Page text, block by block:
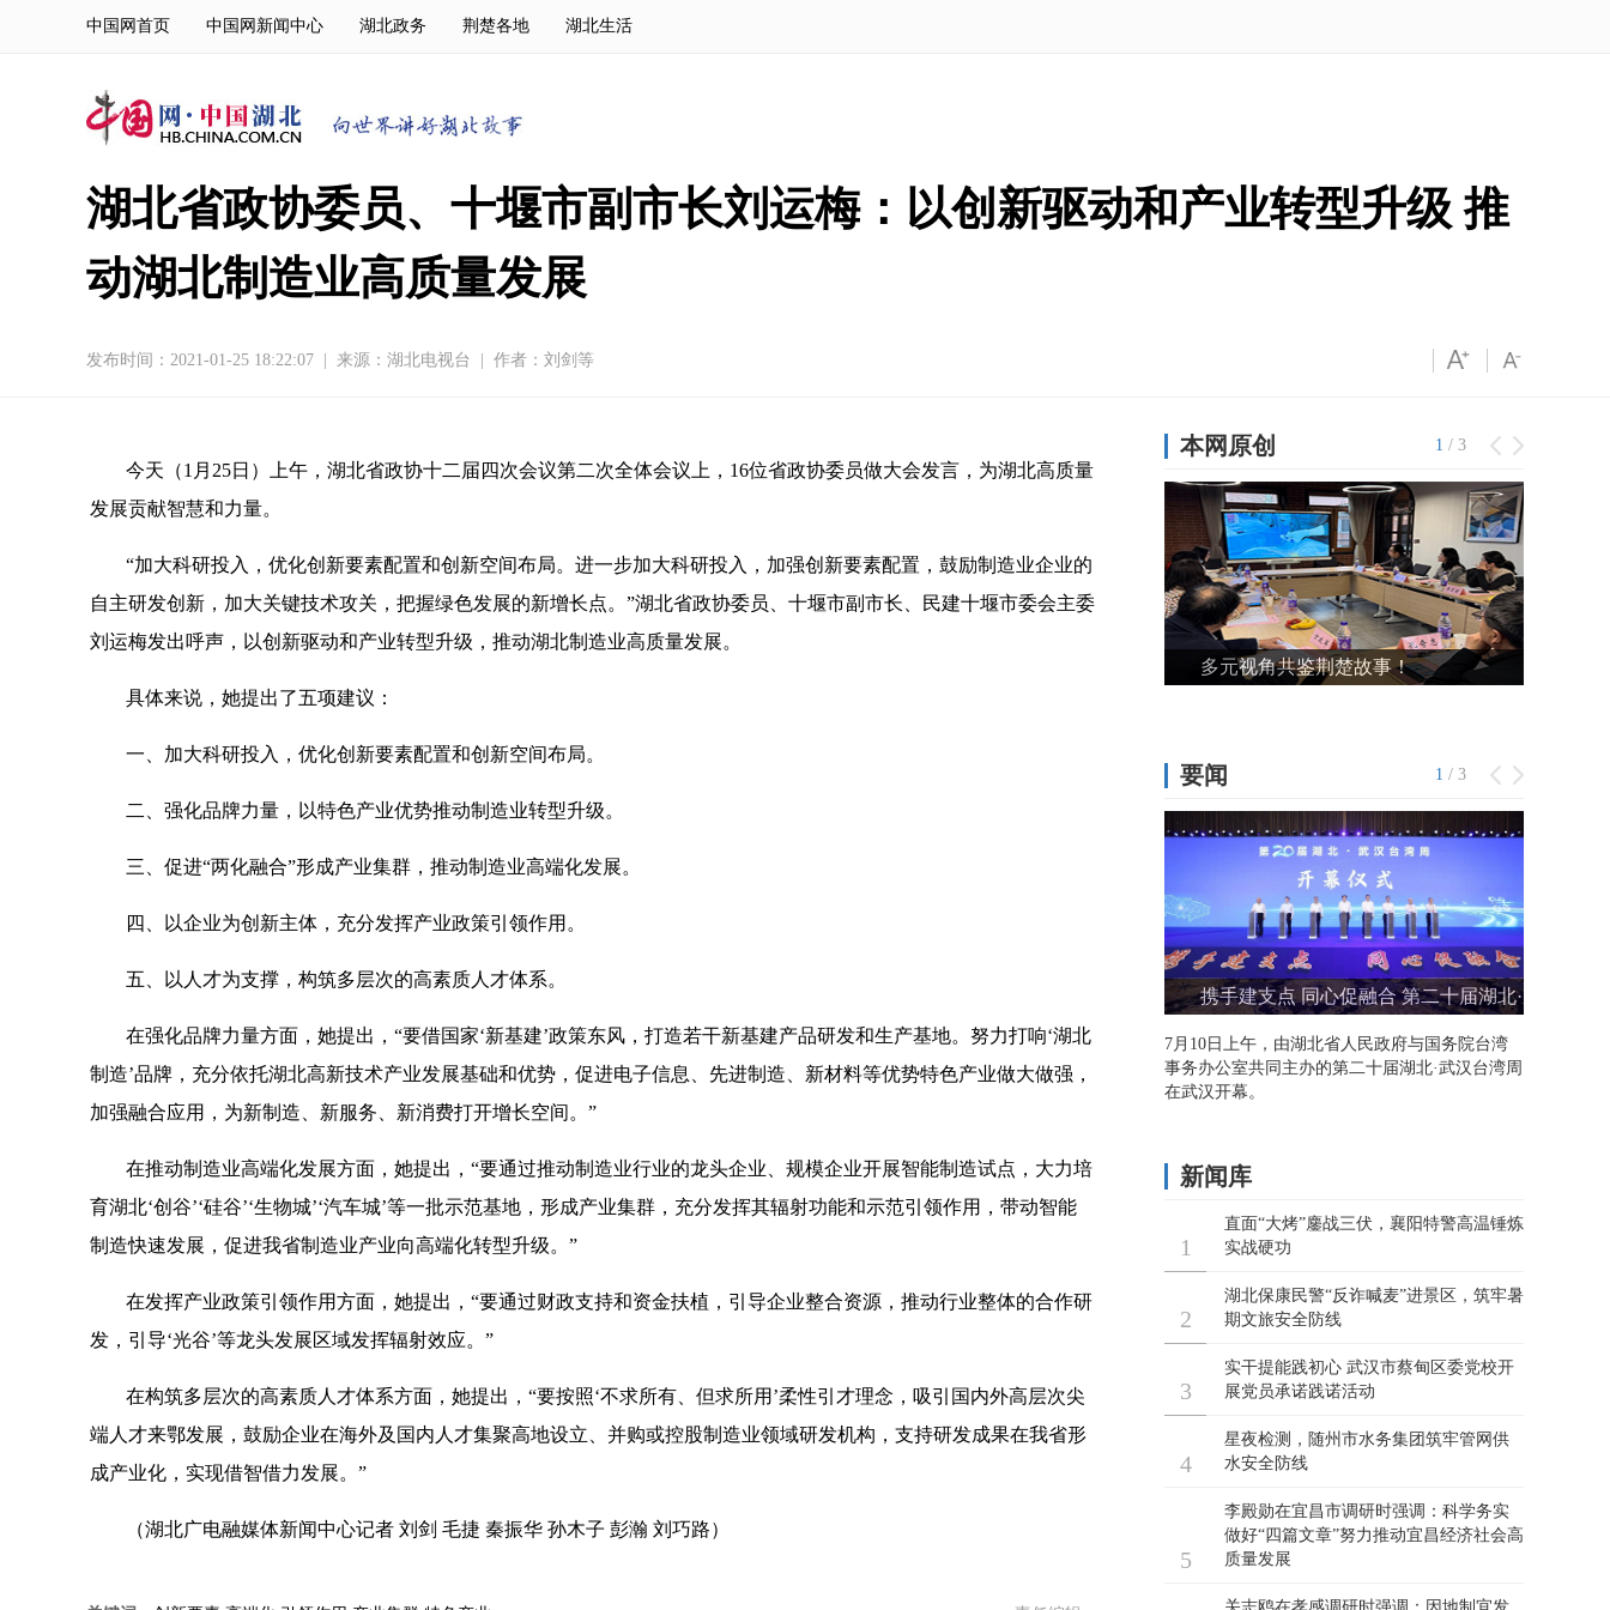
中国网首页 中国网新闻中心 湖北政务 荆楚各地 湖北生活
湖北省政协委员、十堰市副市长刘运梅：以创新驱动和产业转型升级 推
动湖北制造业高质量发展
发布时间：2021-01-25 18:22:07 来源： 湖北电视台 作者：刘剑等
今天（1月25日）上午，湖北省政协十二届四次会议第二次全体会议上，16位省政协委员做大会发言，为湖北高质量
发展贡献智慧和力量。
“加大科研投入，优化创新要素配置和创新空间布局。进一步加大科研投入，加强创新要素配置，鼓励制造业企业的
自主研发创新，加大关键技术攻关，把握绿色发展的新增长点。”湖北省政协委员、十堰市副市长、民建十堰市委会主委
刘运梅发出呼声，以创新驱动和产业转型升级，推动湖北制造业高质量发展。
具体来说，她提出了五项建议：
一、加大科研投入，优化创新要素配置和创新空间布局。
二、强化品牌力量，以特色产业优势推动制造业转型升级。
三、促进“两化融合”形成产业集群，推动制造业高端化发展。
四、以企业为创新主体，充分发挥产业政策引领作用。
五、以人才为支撑，构筑多层次的高素质人才体系。
在强化品牌力量方面，她提出，“要借国家‘新基建’政策东风，打造若干新基建产品研发和生产基地。努力打响‘湖北
制造’品牌，充分依托湖北高新技术产业发展基础和优势，促进电子信息、先进制造、新材料等优势特色产业做大做强，
加强融合应用，为新制造、新服务、新消费打开增长空间。”
在推动制造业高端化发展方面，她提出，“要通过推动制造业行业的龙头企业、规模企业开展智能制造试点，大力培
育湖北‘创谷’‘硅谷’‘生物城’‘汽车城’等一批示范基地，形成产业集群，充分发挥其辐射功能和示范引领作用，带动智能
制造快速发展，促进我省制造业产业向高端化转型升级。”
在发挥产业政策引领作用方面，她提出，“要通过财政支持和资金扶植，引导企业整合资源，推动行业整体的合作研
发，引导‘光谷’等龙头发展区域发挥辐射效应。”
在构筑多层次的高素质人才体系方面，她提出，“要按照‘不求所有、但求所用’柔性引才理念，吸引国内外高层次尖
端人才来鄂发展，鼓励企业在海外及国内人才集聚高地设立、并购或控股制造业领域研发机构，支持研发成果在我省形
成产业化，实现借智借力发展。”
（湖北广电融媒体新闻中心记者 刘剑 毛捷 秦振华 孙木子 彭瀚 刘巧路）